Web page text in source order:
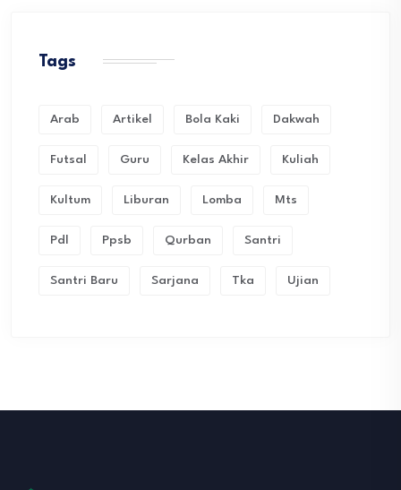
Tags
Arab Artikel Bola Kaki Dakwah
Futsal Guru Kelas Akhir Kuliah
Kultum Liburan Lomba Mts
Pdl Ppsb Qurban Santri
Santri Baru Sarjana Tka Ujian